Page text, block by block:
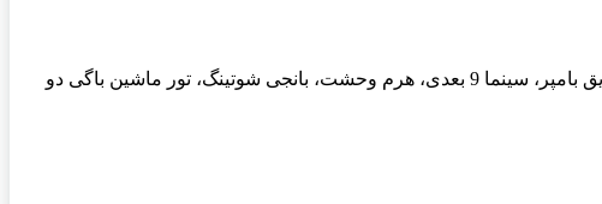
cc90، ترامپولین، ماشین کوبنده، موتور دریفت، قایق بامپر، سینما 9 بعدی، هرم وحشت، بانجی شوتينگ، تور ماشین باگی دو